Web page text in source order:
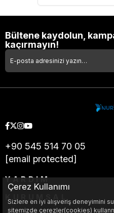
Bültene kaydolun,
kaçırmayın!
+90 545 514 70 05
[email protected]
YARDIM
Çerez Kullanımı
Sizlere en iyi alışveriş deneyimini
sitemizde çerezler(cookies)